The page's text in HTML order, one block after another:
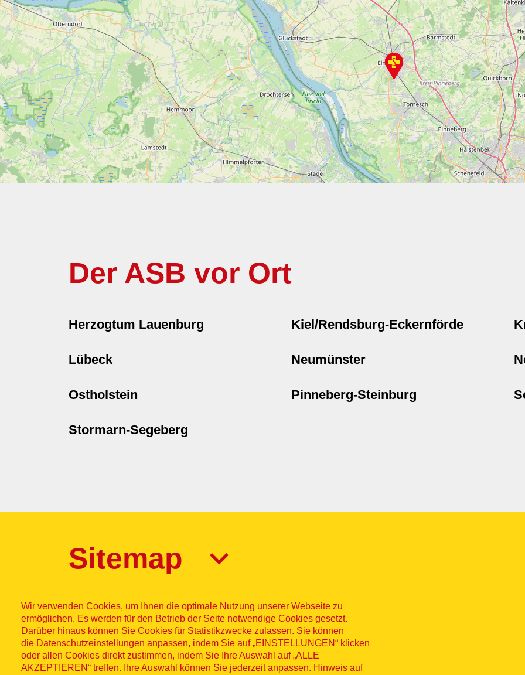
Der ASB vor Ort
Herzogtum Lauenburg Kiel/Rendsburg-Eckernförde
Lübeck Neumünster
Ostholstein Pinneberg-Steinburg
Stormarn-Segeberg
Wir verwenden Cookies, um Ihnen die optimale Nutzung unserer Webseite zu
ermöglichen. Es werden für den Betrieb der Seite notwendige Cookies gesetzt.
Darüber hinaus können Sie Cookies für Statistikzwecke zulassen. Sie können
die Datenschutzeinstellungen anpassen, indem Sie auf „EINSTELLUNGEN“ klicken
oder allen Cookies direkt zustimmen, indem Sie Ihre Auswahl auf „ALLE
AKZEPTIEREN“ treffen. Ihre Auswahl können Sie jederzeit anpassen. Hinweis auf
Sitemap
© ASB
Impressum Datenschutz